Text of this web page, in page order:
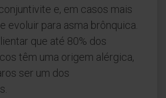
e, em casos mais
evoluir para asma brônquica.
que até 80% dos
têm uma origem alérgica,
ser um dos